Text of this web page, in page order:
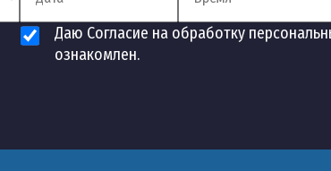
Даю Согласие на обработку
ознакомлен.